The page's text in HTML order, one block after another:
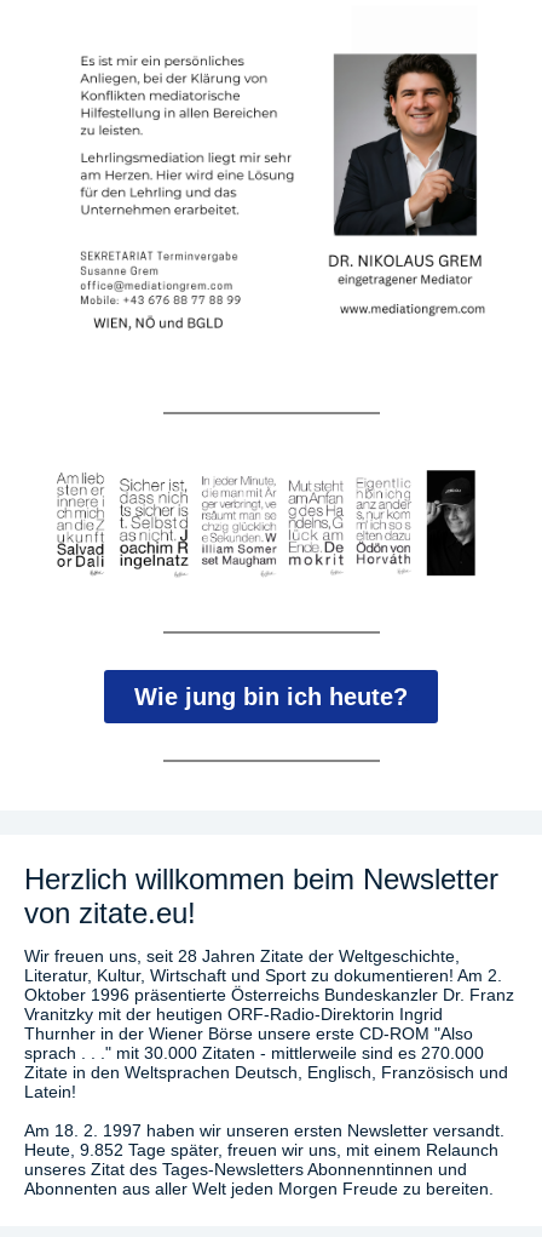
Wie jung bin ich heute?
Herzlich willkommen beim Newsletter
von zitate.eu!
Wir freuen uns, seit 28 Jahren Zitate der Weltgeschichte,
Literatur, Kultur, Wirtschaft und Sport zu dokumentieren! Am 2.
Oktober 1996 präsentierte Österreichs Bundeskanzler Dr. Franz
Vranitzky mit der heutigen ORF-Radio-Direktorin Ingrid
Thurnher in der Wiener Börse unsere erste CD-ROM "Also
sprach . . ." mit 30.000 Zitaten - mittlerweile sind es 270.000
Zitate in den Weltsprachen Deutsch, Englisch, Französisch und
Latein!
Am 18. 2. 1997 haben wir unseren ersten Newsletter versandt.
Heute, 9.852 Tage später, freuen wir uns, mit einem Relaunch
unseres Zitat des Tages-Newsletters Abonnenntinnen und
Abonnenten aus aller Welt jeden Morgen Freude zu bereiten.